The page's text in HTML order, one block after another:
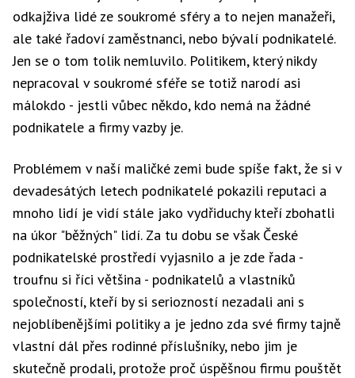
odkajživa lidé ze soukromé sféry a to nejen manažeři,
ale také řadoví zaměstnanci, nebo bývalí podnikatelé.
Jen se o tom tolik nemluvilo. Politikem, který nikdy
nepracoval v soukromé sféře se totiž narodí asi
málokdo - jestli vůbec někdo, kdo nemá na žádné
podnikatele a firmy vazby je.
Problémem v naší maličké zemi bude spíše fakt, že si v
devadesátých letech podnikatelé pokazili reputaci a
mnoho lidí je vidí stále jako vydřiduchy kteří zbohatli
na úkor "běžných" lidí. Za tu dobu se však České
podnikatelské prostředí vyjasnilo a je zde řada -
troufnu si říci většina - podnikatelů a vlastníků
společností, kteří by si seriozností nezadali ani s
nejoblíbenějšími politiky a je jedno zda své firmy tajně
vlastní dál přes rodinné příslušníky, nebo jim je
skutečně prodali, protože proč úspěšnou firmu pouštět